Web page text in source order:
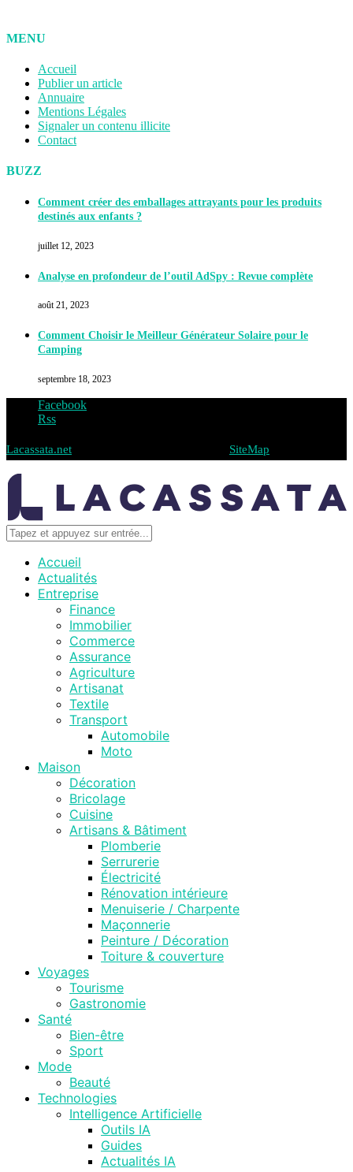
MENU
Accueil
Publier un article
Annuaire
Mentions Légales
Signaler un contenu illicite
Contact
BUZZ
Comment créer des emballages attrayants pour les produits
destinés aux enfants ?
juillet 12, 2023
Analyse en profondeur de l’outil AdSpy : Revue complète
août 21, 2023
Comment Choisir le Meilleur Générateur Solaire pour le
Camping
septembre 18, 2023
Facebook
Rss
Lacassata.net SiteMap
Accueil
Actualités
Entreprise
Finance
Immobilier
Commerce
Assurance
Agriculture
Artisanat
Textile
Transport
Automobile
Moto
Maison
Décoration
Bricolage
Cuisine
Artisans & Bâtiment
Plomberie
Serrurerie
Électricité
Rénovation intérieure
Menuiserie / Charpente
Maçonnerie
Peinture / Décoration
Toiture & couverture
Voyages
Tourisme
Gastronomie
Santé
Bien-être
Sport
Mode
Beauté
Technologies
Intelligence Artificielle
Outils IA
Guides
Actualités IA